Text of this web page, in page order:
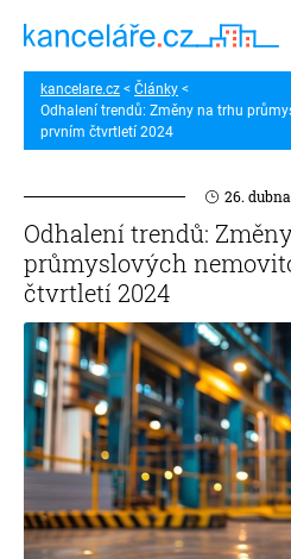
kancelare.cz
Články
Odhalení trendů: Změny na trhu
prvním čtvrtletí 2024
26.
Odhalení trendů:
průmyslových
čtvrtletí 2024